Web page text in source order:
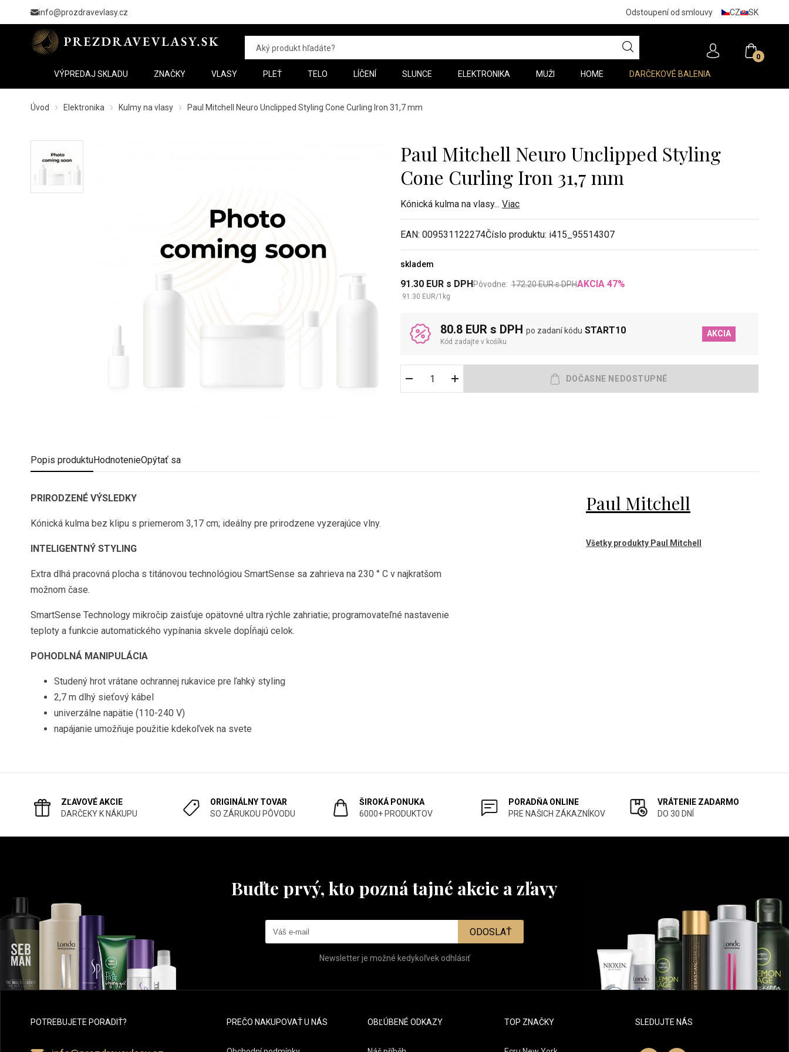
info@prozdravevlasy.cz Odstoupení od smlouvy CZ SK
0
VÝPREDAJ SKLADU ZNAČKY VLASY PLEŤ TELO LÍČENÍ SLUNCE ELEKTRONIKA MUŽI HOME DARČEKOVÉ BALENIA
Úvod Elektronika Kulmy na vlasy Paul Mitchell Neuro Unclipped Styling Cone Curling Iron 31,7 mm
Paul Mitchell Neuro Unclipped Styling
Cone Curling Iron 31,7 mm
Kónická kulma na vlasy... Viac
EAN: 009531122274Číslo produktu: i415_95514307
skladem
91.30 EUR s DPH
91.30 EUR/1 kg
Pôvodne: 172.20EURs DPHAKCIA 47%
80.8 EUR s DPH po zadaní kódu START10
Kód zadajte v košíku
AKCIA
Popis produktuHodnotenieOpýtať sa
PRIRODZENÉ VÝSLEDKY
Kónická kulma bez klipu s priemerom 3,17 cm; ideálny pre prirodzene vyzerajúce vlny.
INTELIGENTNÝ STYLING
Extra dlhá pracovná plocha s titánovou technológiou SmartSense sa zahrieva na 230 ° C v najkratšom
možnom čase.
SmartSense Technology mikročip zaisťuje opätovné ultra rýchle zahriatie; programovateľné nastavenie
teploty a funkcie automatického vypínania skvele dopĺňajú celok.
POHODLNÁ MANIPULÁCIA
Studený hrot vrátane ochrannej rukavice pre ľahký styling
2,7 m dlhý sieťový kábel
univerzálne napätie (110-240 V)
napájanie umožňuje použitie kdekoľvek na svete
Paul Mitchell
Všetky produkty Paul Mitchell
ZĽAVOVÉ AKCIE
DARČEKY K NÁKUPU
ORIGINÁLNY TOVAR
SO ZÁRUKOU PÔVODU
ŠIROKÁ PONUKA
6000+ PRODUKTOV
PORADŇA ONLINE
PRE NAŠICH ZÁKAZNÍKOV
VRÁTENIE ZADARMO
DO 30 DNÍ
Buďte prvý, kto pozná tajné akcie a zľavy
ODOSLAŤ
Newsletter je možné kedykoľvek odhlásiť
POTREBUJETE PORADIŤ? PREČO NAKUPOVAŤ U NÁS OBĽÚBENÉ ODKAZY TOP ZNAČKY SLEDUJTE NÁS